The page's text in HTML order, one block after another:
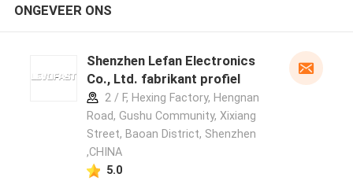
ONGEVEER ONS
Shenzhen Lefan Electronics
Co., Ltd. fabrikant profiel
2 / F, Hexing Factory, Hengnan
Road, Gushu Community, Xixiang
Street, Baoan District, Shenzhen
,CHINA
5.0